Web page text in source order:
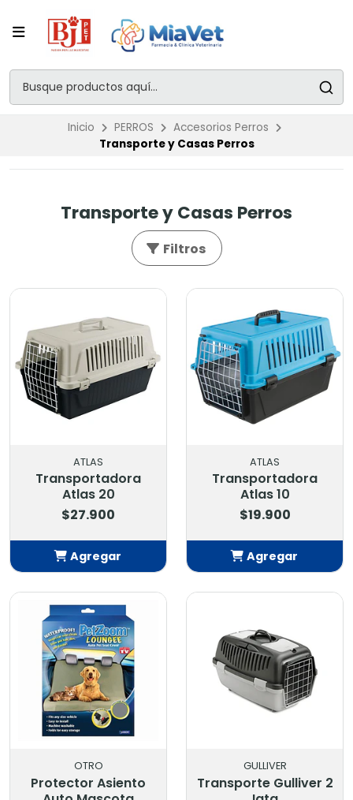
Inicio PERROS
Accesorios Perros
Transporte y Casas Perros
Transporte y Casas Perros
Filtros
ATLAS
Transportadora
Atlas 20
$27.900
Agregar
Añadido
ATLAS
Transportadora
Atlas 10
$19.900
Agregar
Añadido
OTRO
Protector Asiento
GULLIVER
Transporte Gulliver 2